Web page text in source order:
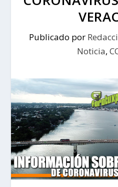
Publicado por
Noticia,